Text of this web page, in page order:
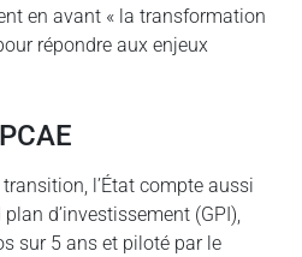
en avant « la transformation
répondre aux enjeux
l’État compte aussi
d’investissement (GPI),
sur 5 ans et piloté par le